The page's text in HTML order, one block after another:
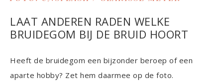
LAAT ANDEREN RADEN WELKE
BRUIDEGOM BIJ DE BRUID HOORT
Heeft de bruidegom een bijzonder beroep of een
aparte hobby? Zet hem daarmee op de foto.